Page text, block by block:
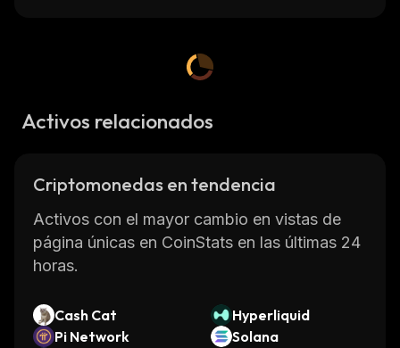
Activos relacionados
Criptomonedas en tendencia
Activos con el mayor cambio en vistas de
página únicas en CoinStats en las últimas 24
horas.
Cash Cat
Hyperliquid
Pi Network
Solana